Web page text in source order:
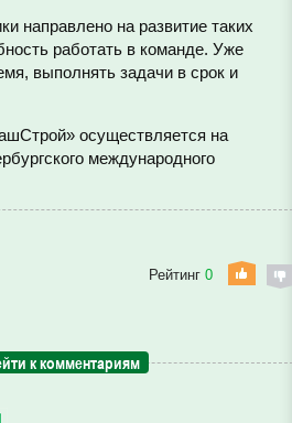
направлено на развитие таких
работать в команде. Уже
выполнять задачи в срок и
осуществляется на
международного
Рейтинг 0
к комментариям